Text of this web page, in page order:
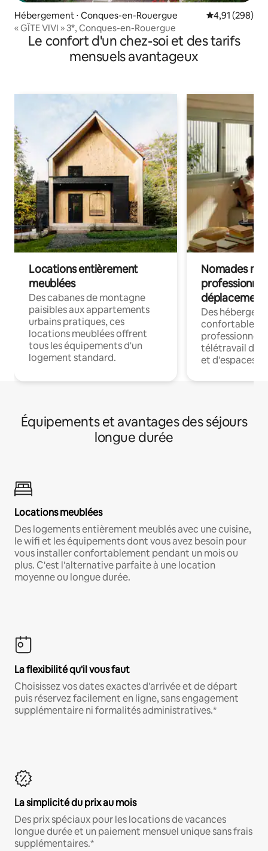
Hébergement ⋅ Conques-en-Rouergue Évaluation
4,91 (298)
« GÎTE VIVI » 3*, Conques-en-Rouergue
Le confort d'un chez-soi et des tarifs
mensuels avantageux
Locations entièrement
meublées
Des cabanes de montagne
paisibles aux appartements
urbains pratiques, ces
locations meublées offrent
tous les équipements d'un
logement standard.
Nomades
déplacement
Des
confortables
professionnels
télétravail
et d'espaces
Équipements et avantages des séjours
longue durée
Locations meublées
Des logements entièrement meublés avec une cuisine,
le wifi et les équipements dont vous avez besoin pour
vous installer confortablement pendant un mois ou
plus. C'est l'alternative parfaite à une location
moyenne ou longue durée.
La flexibilité qu'il vous faut
Choisissez vos dates exactes d'arrivée et de départ
puis réservez facilement en ligne, sans engagement
supplémentaire ni formalités administratives.*
La simplicité du prix au mois
Des prix spéciaux pour les locations de vacances
longue durée et un paiement mensuel unique sans frais
supplémentaires.*